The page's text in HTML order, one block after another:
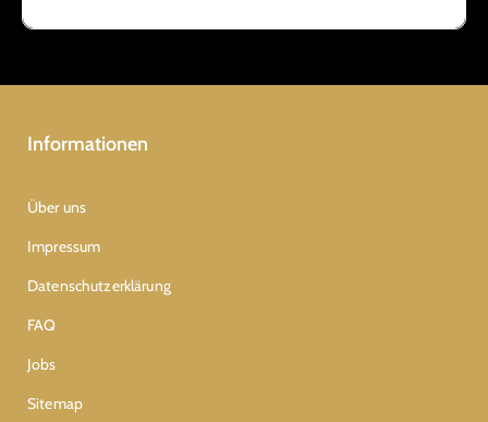
Informationen
Über uns
Impressum
Datenschutzerklärung
FAQ
Jobs
Sitemap